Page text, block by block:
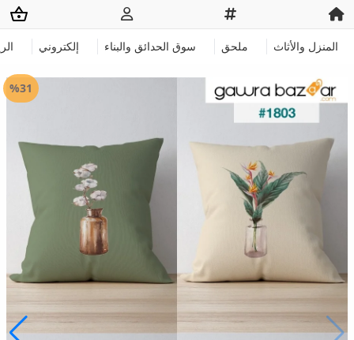
المنزل والأثاث ملحق سوق الحدائق والبناء إلكتروني
%31